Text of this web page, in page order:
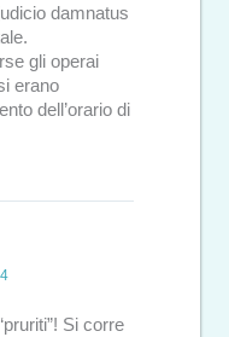
damnatus
gli operai
erano
dell’orario di
Si corre